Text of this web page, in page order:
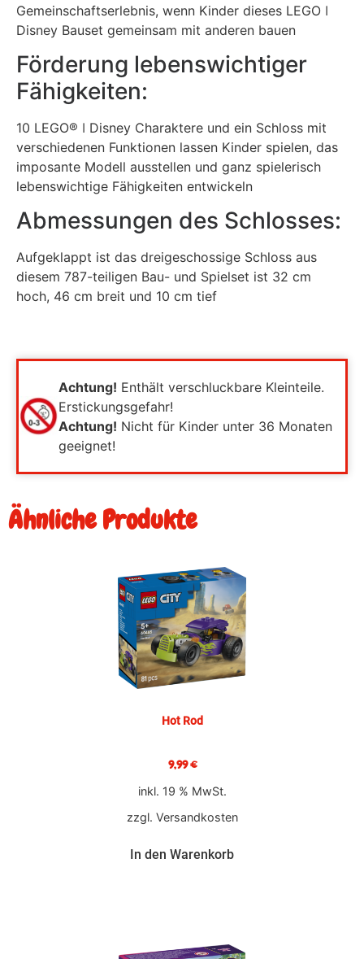
Gemeinschaftserlebnis, wenn Kinder dieses LEGO ǀ
Disney Bauset gemeinsam mit anderen bauen
Förderung lebenswichtiger
Fähigkeiten:
10 LEGO® ǀ Disney Charaktere und ein Schloss mit
verschiedenen Funktionen lassen Kinder spielen, das
imposante Modell ausstellen und ganz spielerisch
lebenswichtige Fähigkeiten entwickeln
Abmessungen des Schlosses:
Aufgeklappt ist das dreigeschossige Schloss aus
diesem 787-teiligen Bau- und Spielset ist 32 cm
hoch, 46 cm breit und 10 cm tief
Achtung! Enthält verschluckbare Kleinteile.
Erstickungsgefahr!
Achtung! Nicht für Kinder unter 36 Monaten
geeignet!
Ähnliche Produkte
Hot Rod
9,99€
inkl. 19 % MwSt.
zzgl. Versandkosten
In den Warenkorb